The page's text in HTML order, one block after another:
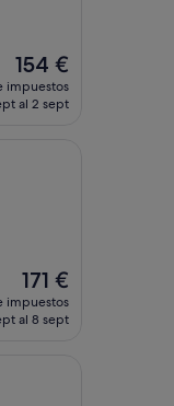
El
precio
actual
154 €
impuestos
al 2 sept
El
precio
actual
171 €
impuestos
al 8 sept